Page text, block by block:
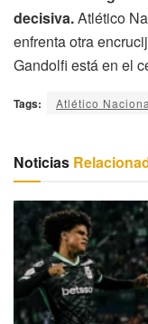
decisiva.Atlético
enfrenta otra
Gandolfi está en el
Tags: Atlético
Noticias